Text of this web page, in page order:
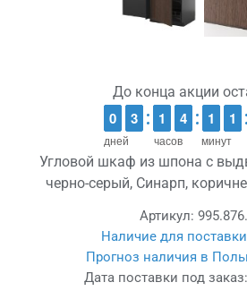
До конца акции
дней
9
9
0
0 2
2
3
3
часов
1
1
1
1 3
3
4
4
минут
1
1
1
1 2
1
1
Угловой шкаф из шпона с
черно-серый, Синарп,
Артикул:
Наличие для
Прогноз наличия в
Дата поставки под заказ: